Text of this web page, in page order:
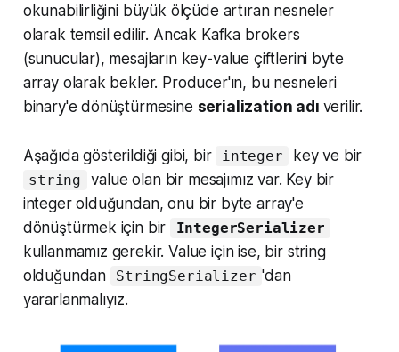
okunabilirliğini büyük ölçüde artıran nesneler
olarak temsil edilir. Ancak Kafka brokers
(sunucular), mesajların key-value çiftlerini byte
array olarak bekler. Producer'ın, bu nesneleri
binary'e dönüştürmesine serialization adı verilir.
Aşağıda gösterildiği gibi, bir integer key ve bir
string
value olan bir mesajımız var. Key bir
integer olduğundan, onu bir byte array'e
dönüştürmek için bir
IntegerSerializer
kullanmamız gerekir. Value için ise, bir string
olduğundan
StringSerializer 'dan
yararlanmalıyız.